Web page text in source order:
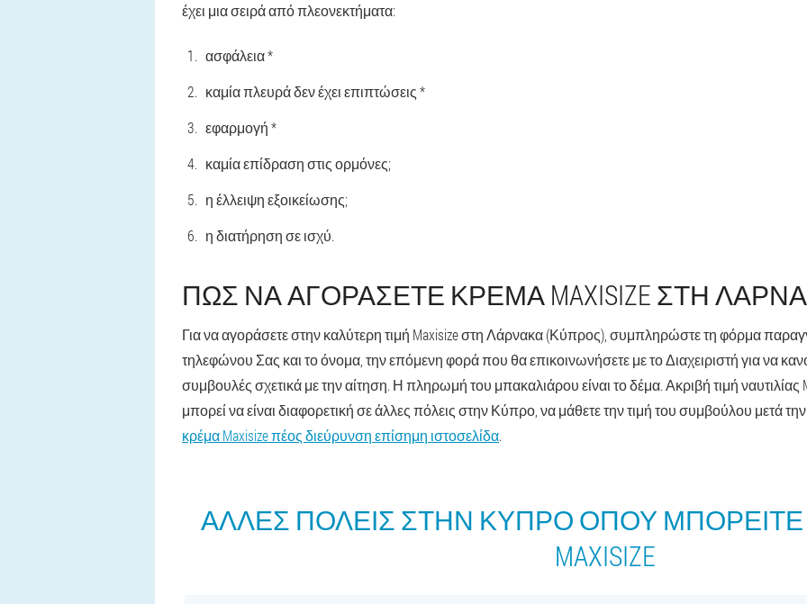
έχει μια σειρά από πλεονεκτήματα:
ασφάλεια *
καμία πλευρά δεν έχει επιπτώσεις *
εφαρμογή *
καμία επίδραση στις ορμόνες;
η έλλειψη εξοικείωσης;
η διατήρηση σε ισχύ.
ΠΏΣ ΝΑ ΑΓΟΡΆΣΕΤΕ ΚΡΈΜΑ MAXISIZE ΣΤΗ
Για να αγοράσετε στην καλύτερη τιμή Maxisize στη Λάρνακα (Κύπρος), συμπληρώστε τη φόρμα
τηλεφώνου Σας και το όνομα, την επόμενη φορά που θα επικοινωνήσετε με το Διαχειριστή για να
συμβουλές σχετικά με την αίτηση. Η πληρωμή του μπακαλιάρου είναι το δέμα. Ακριβή τιμή
μπορεί να είναι διαφορετική σε άλλες πόλεις στην Κύπρο, να μάθετε την τιμή του συμβούλου μετά
κρέμα Maxisize πέος διεύρυνση επίσημη ιστοσελίδα.
ΆΛΛΕΣ ΠΌΛΕΙΣ ΣΤΗΝ ΚΎΠΡΟ ΌΠΟΥ
MAXISIZE